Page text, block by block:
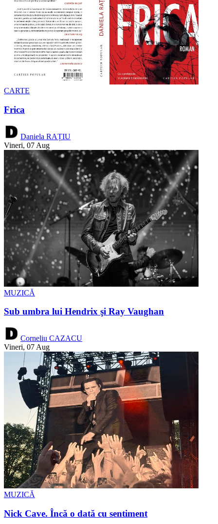
CARTE
Frica
Daniela RAȚIU
Vineri, 07 Aug
MUZICĂ
Sub umbra lui Hendrix şi Ray Vaughan
Corneliu CAZACU
Vineri, 07 Aug
MUZICĂ
Nick Cave. Încă o dată cu sentiment